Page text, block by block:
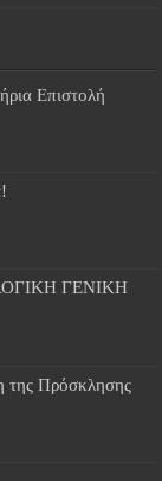
Επιστολή
ΓΕΝΙΚΗ
της Πρόσκλησης